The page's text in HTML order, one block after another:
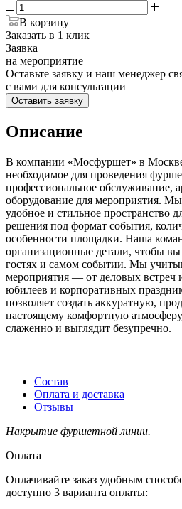
В корзину
Заказать в 1 клик
Заявка
на мероприятие
Оставьте заявку и наш менеджер
с вами для консультации
Оставить заявку
Описание
В компании «Мосфуршет» в Москве
необходимое для проведения
профессиональное обслуживание,
оборудование для мероприятия.
удобное и стильное пространство
решения под формат события,
особенности площадки. Наша
организационные детали, чтобы вы
гостях и самом событии. Мы
мероприятия — от деловых встреч
юбилеев и корпоративных
позволяет создать аккуратную,
настоящему комфортную
слаженно и выглядит безупречно.
Состав
Оплата и доставка
Отзывы
Накрытие фуршетной линии.
Оплата
Оплачивайте заказ удобным
доступно 3 варианта оплаты: